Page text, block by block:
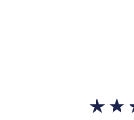
★ ★